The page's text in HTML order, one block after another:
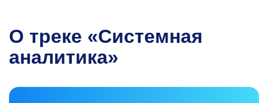
О треке «Системная
аналитика»